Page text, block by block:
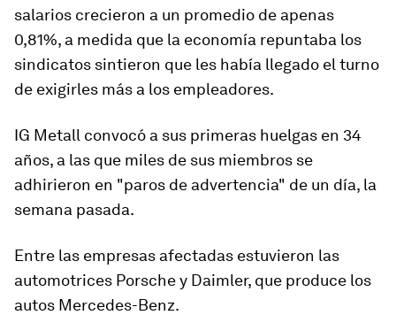
salarios crecieron a un promedio de apenas
0,81%, a medida que la economía repuntaba los
sindicatos sintieron que les había llegado el turno
de exigirles más a los empleadores.
IG Metall convocó a sus primeras huelgas en 34
años, a las que miles de sus miembros se
adhirieron en "paros de advertencia" de un día, la
semana pasada.
Entre las empresas afectadas estuvieron las
automotrices Porsche y Daimler, que produce los
autos Mercedes-Benz.